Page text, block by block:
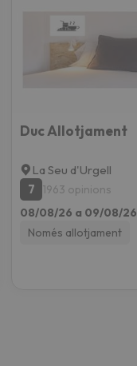
Duc Allotjament
La Seu d'Urgell
7
1963 opinions
08/08/26 a 09/08/26
Només allotjament